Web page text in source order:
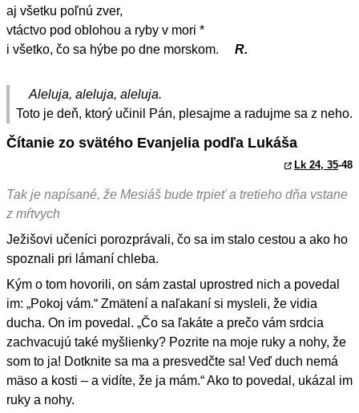
aj všetku poľnú zver,
vtáctvo pod oblohou a ryby v mori *
i všetko, čo sa hýbe po dne morskom.
R.
Aleluja, aleluja, aleluja.
Toto je deň, ktorý učinil Pán, plesajme a radujme sa z neho.
Čítanie zo svätého Evanjelia podľa Lukáša
Lk 24, 35-48
Tak je napísané, že Mesiáš bude trpieť a tretieho dňa vstane
z mŕtvych
Ježišovi učeníci porozprávali, čo sa im stalo cestou a ako ho
spoznali pri lámaní chleba.
Kým o tom hovorili, on sám zastal uprostred nich a povedal
im: „Pokoj vám.“ Zmätení a naľakaní si mysleli, že vidia
ducha. On im povedal. „Čo sa ľakáte a prečo vám srdcia
zachvacujú také myšlienky? Pozrite na moje ruky a nohy, že
som to ja! Dotknite sa ma a presvedčte sa! Veď duch nemá
mäso a kosti – a vidíte, že ja mám.“ Ako to povedal, ukázal im
ruky a nohy.